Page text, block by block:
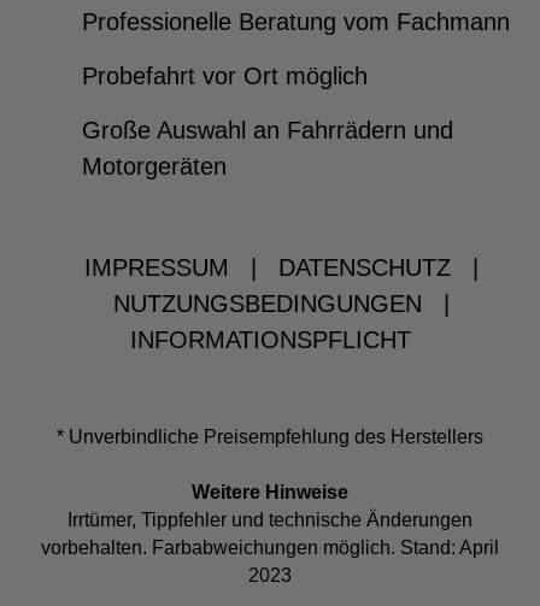
Professionelle Beratung vom Fachmann
Probefahrt vor Ort möglich
Große Auswahl an Fahrrädern und
Motorgeräten
IMPRESSUM DATENSCHUTZ
NUTZUNGSBEDINGUNGEN
INFORMATIONSPFLICHT
* Unverbindliche Preisempfehlung des Herstellers
Weitere Hinweise
Irrtümer, Tippfehler und technische Änderungen
vorbehalten. Farbabweichungen möglich. Stand: April
2023